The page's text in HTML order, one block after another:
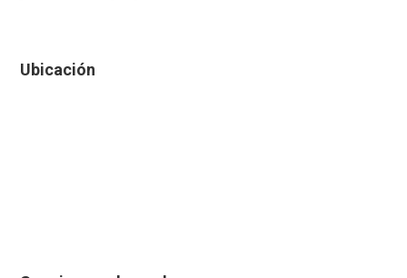
Ubicación